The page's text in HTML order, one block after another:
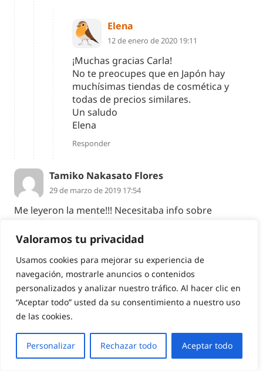
Valoramos tu privacidad
Usamos cookies para mejorar su experiencia de
navegación, mostrarle anuncios o contenidos
personalizados y analizar nuestro tráfico. Al hacer clic en
“Aceptar todo” usted da su consentimiento a nuestro uso
de las cookies.
Personalizar Rechazar todo Aceptar todo
Elena
12 de enero de 2020 19:11
¡Muchas gracias Carla!
No te preocupes que en Japón hay
muchísimas tiendas de cosmética y
todas de precios similares.
Un saludo
Elena
Responder
Tamiko Nakasato Flores
29 de marzo de 2019 17:54
Me leyeron la mente!!! Necesitaba info sobre
cosméticos
Muy buenos tips para comprar en nuestro viaje a
Gracias por la info me va a servir mucho!!!!
Responder
Elena
¡Cuánto nos alegramos de que te haya servido!
Ahora te toca hacer espacio en la maleta